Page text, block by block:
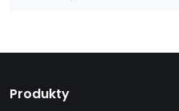
Produkty